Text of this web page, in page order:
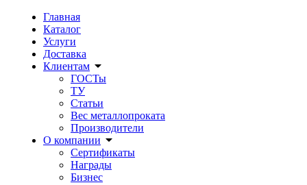
Главная
Каталог
Услуги
Доставка
Клиентам
ГОСТы
ТУ
Статьи
Вес металлопроката
Производители
О компании
Сертификаты
Награды
Бизнес